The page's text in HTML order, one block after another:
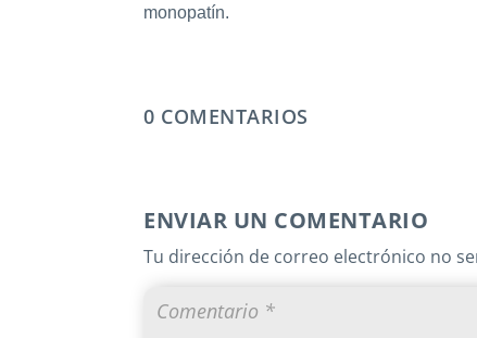
monopatín.
0 COMENTARIOS
ENVIAR UN COMENTARIO
Tu dirección de correo electrónico no